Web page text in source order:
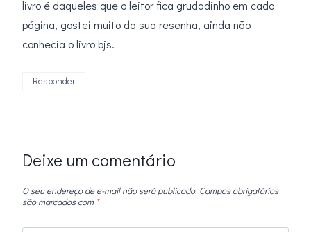
livro é daqueles que o leitor fica grudadinho em cada
página, gostei muito da sua resenha, ainda não
conhecia o livro bjs.
Responder
Deixe um comentário
O seu endereço de e-mail não será publicado. Campos obrigatórios
são marcados com *